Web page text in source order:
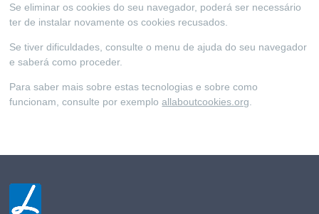
Se eliminar os cookies do seu navegador, poderá ser necessário
ter de instalar novamente os cookies recusados.
Se tiver dificuldades, consulte o menu de ajuda do seu navegador
e saberá como proceder.
Para saber mais sobre estas tecnologias e sobre como
funcionam, consulte por exemploallaboutcookies.org.